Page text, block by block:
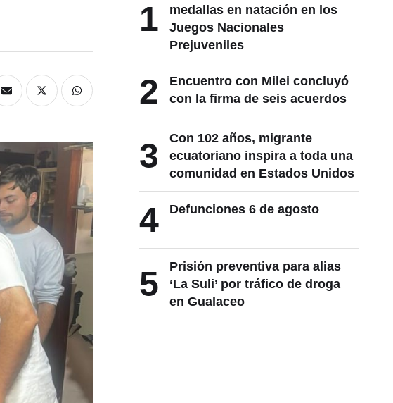
1
medallas en natación en los
Juegos Nacionales
Prejuveniles
2
Encuentro con Milei concluyó
con la firma de seis acuerdos
3
Con 102 años, migrante
ecuatoriano inspira a toda una
comunidad en Estados Unidos
4 Defunciones 6 de agosto
5
Prisión preventiva para alias
‘La Suli’ por tráfico de droga
en Gualaceo